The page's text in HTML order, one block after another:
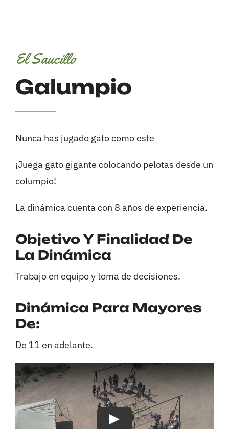
El Saucillo
Galumpio
Nunca has jugado gato como este
¡Juega gato gigante colocando pelotas desde un
columpio!
La dinámica cuenta con 8 años de experiencia.
Objetivo Y Finalidad De
La Dinámica
Trabajo en equipo y toma de decisiones.
Dinámica Para Mayores
De:
De 11 en adelante.
Play